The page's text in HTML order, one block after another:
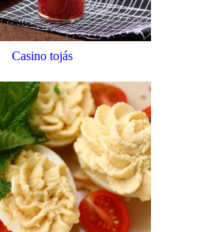
Casino tojás